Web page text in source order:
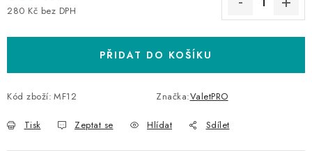
280 Kč bez DPH
PŘIDAT DO KOŠÍKU
Kód zboží: MF12 Značka:ValetPRO
Tisk Zeptat se Hlídat Sdílet